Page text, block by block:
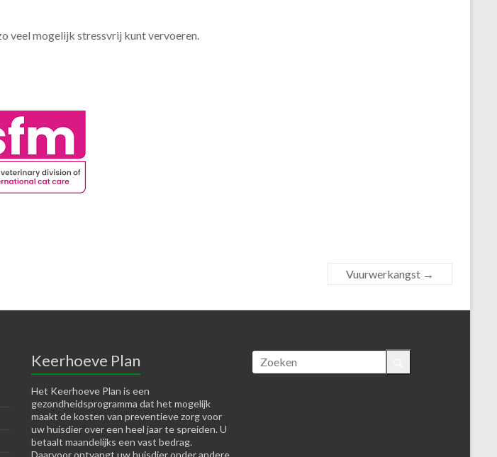
veel mogelijk stressvrij kunt vervoeren.
Vuurwerkangst →
Keerhoeve Plan
Het Keerhoeve Plan is een
gezondheidsprogramma dat het mogelijk
maakt de kosten van preventieve zorg voor
uw huisdier over een heel jaar te spreiden. U
betaalt maandelijks een vast bedrag.